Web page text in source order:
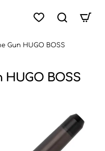
HUGO BOSS
Gun HUGO BOSS